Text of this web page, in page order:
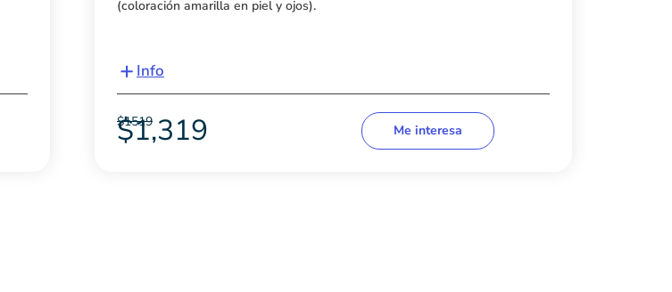
(coloración amarilla en piel y ojos).
+ Info
$1519
$1,319 Me interesa